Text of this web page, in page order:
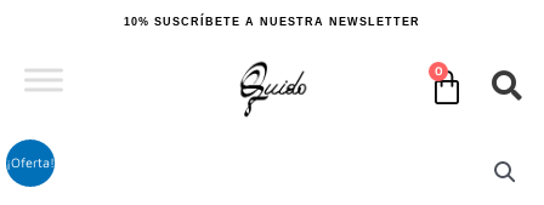
contenido
10% SUSCRÍBETE A NUESTRA NEWSLETTER
0
Cart
¡Oferta!